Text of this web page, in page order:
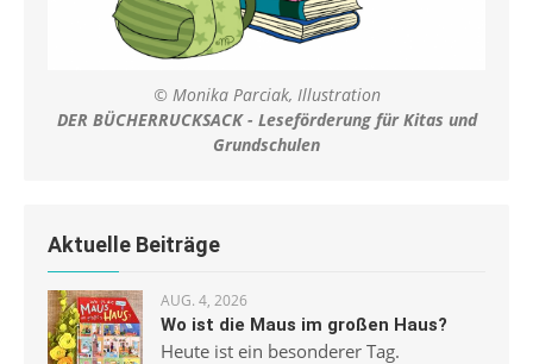
© Monika Parciak, Illustration
DER BÜCHERRUCKSACK - Leseförderung für Kitas und
Grundschulen
Aktuelle Beiträge
AUG. 4, 2026
Wo ist die Maus im großen Haus?
Heute ist ein besonderer Tag.